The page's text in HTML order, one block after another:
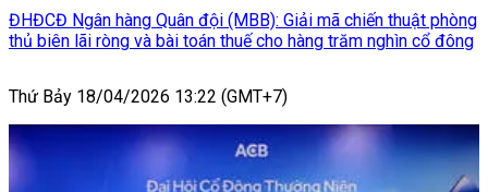
ĐHĐCĐ Ngân hàng Quân đội (MBB): Giải mã chiến thuật phòng
thủ biên lãi ròng và bài toán thuế cho hàng trăm nghìn cổ đông
Thứ Bảy 18/04/2026 13:22 (GMT+7)